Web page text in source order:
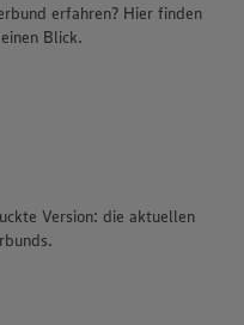
erfahren? Hier finden
Blick.
Version: die aktuellen